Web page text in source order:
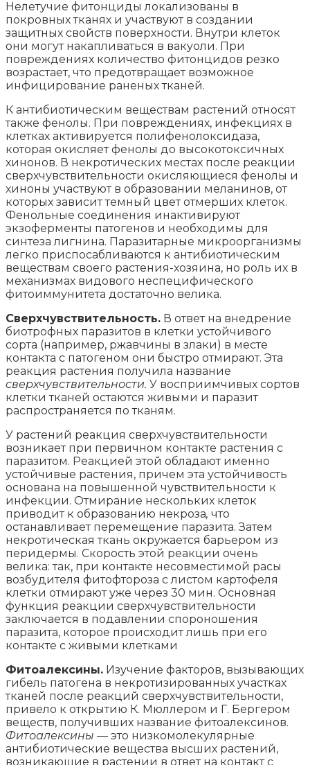
Нелетучие фитонциды локализованы в
покровных тканях и участвуют в создании
защитных свойств поверхности. Внутри клеток
они могут накапливаться в вакуоли. При
повреждениях количество фитонцидов резко
возрастает, что предотвращает возможное
инфицирование раненых тканей.
К антибиотическим веществам растений относят
также фенолы. При повреждениях, инфекциях в
клетках активируется полифенолоксидаза,
которая окисляет фенолы до высокотоксичных
хинонов. В некротических местах после реакции
сверхчувствительности окисляющиеся фенолы и
хиноны участвуют в образовании меланинов, от
которых зависит темный цвет отмерших клеток.
Фенольные соединения инактивируют
экзоферменты патогенов и необходимы для
синтеза лигнина. Паразитарные микроорганизмы
легко приспосабливаются к антибиотическим
веществам своего растения-хозяина, но роль их в
механизмах видового неспецифического
фитоиммунитета достаточно велика.
Сверхчувствительность. В ответ на внедрение
биотрофных паразитов в клетки устойчивого
сорта (например, ржавчины в злаки) в месте
контакта с патогеном они быстро отмирают. Эта
реакция растения получила название
сверхчувствительности. У восприимчивых сортов
клетки тканей остаются живыми и паразит
распространяется по тканям.
У растений реакция сверхчувствительности
возникает при первичном контакте растения с
паразитом. Реакцией этой обладают именно
устойчивые растения, причем эта устойчивость
основана на повышенной чувствительности к
инфекции. Отмирание нескольких клеток
приводит к образованию некроза, что
останавливает перемещение паразита. Затем
некротическая ткань окружается барьером из
перидермы. Скорость этой реакции очень
велика: так, при контакте несовместимой расы
возбудителя фитофтороза с листом картофеля
клетки отмирают уже через 30 мин. Основная
функция реакции сверхчувствительности
заключается в подавлении спороношения
паразита, которое происходит лишь при его
контакте с живыми клетками
Фитоалексины. Изучение факторов, вызывающих
гибель патогена в некротизированных участках
тканей после реакций сверхчувствительности,
привело к открытию К. Мюллером и Г. Бергером
веществ, получивших название фитоалексинов.
Фитоалексины — это низкомолекулярные
антибиотические вещества высших растений,
возникающие в растении в ответ на контакт с